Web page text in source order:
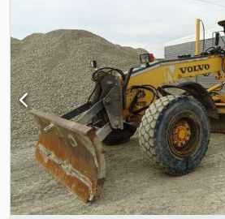
EW240E gumikerekes kotrógép 2021-es
Dkodozrfx Hspfx Acdsr Műszaki adatok
motor 200 LE 4×4 Központi kenés
Hidrosztatikus sebességváltó Műszaki és